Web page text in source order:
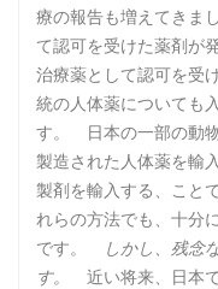
療の報告も増えてきま
て認可を受けた薬剤が
治療薬として認可を受
統の人体薬についても
す。 日本の一部の動
製造された人体薬を輸
製剤を輸入する、こと
れらの方法でも、十分
です。
しかし、残念
す。
近い将来、日本